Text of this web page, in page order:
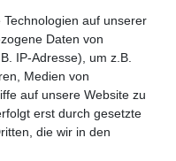
auf unserer
Daten von
IP-Adresse), um z.B.
Medien von
auf unsere Website zu
erst durch gesetzte
die wir in den